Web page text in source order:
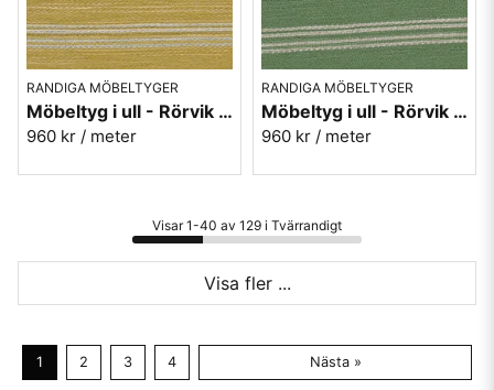
RANDIGA MÖBELTYGER
Möbeltyg i ull - Rörvik randig gul nr.12 - Berghem
960 kr / meter
RANDIGA MÖBELTYGER
Möbeltyg i ull - Rörvik randig grön nr.70 - Berghem
960 kr / meter
Visar 1-40 av 129 i Tvärrandigt
Visa fler ...
1 2 3 4 Nästa »